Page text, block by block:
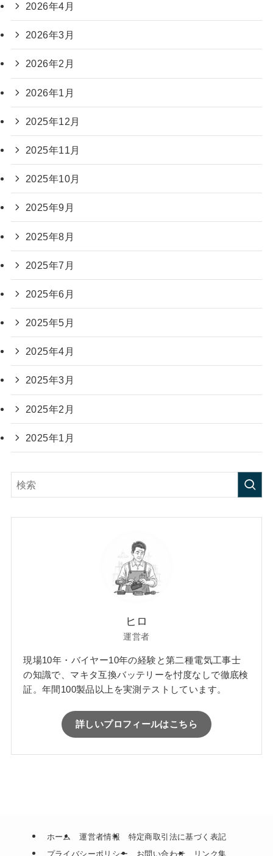
2026年4月
2026年3月
2026年2月
2026年1月
2025年12月
2025年11月
2025年10月
2025年9月
2025年8月
2025年7月
2025年6月
2025年5月
2025年4月
2025年3月
2025年2月
2025年1月
ヒロ
運営者
現場10年・バイヤー10年の経験と第二種電気工事士
の知識で、マキタ互換バッテリーを忖度なしで徹底検
証。年間100製品以上を実測テストしています。
詳しいプロフィールはこちら
ホーム 運営者情報
特定商取引法に基づく表記
プライバシーポリシー
お問い合わせ リンク集